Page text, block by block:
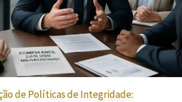
de Políticas de Integridade: